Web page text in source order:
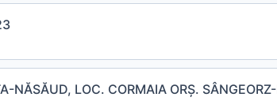
NĂSĂUD, LOC. CORMAIA ORŞ.